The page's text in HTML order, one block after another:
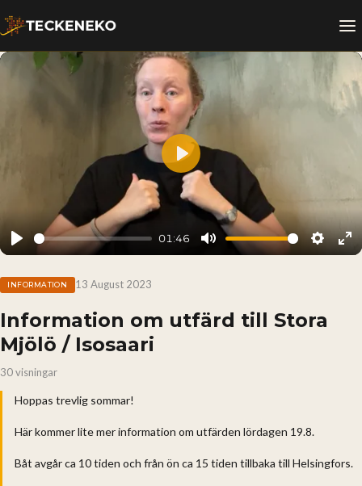
Play
01:46
Mute
Play
INFORMATION 13 August 2023
Information om utfärd till Stora
Mjölö / Isosaari
30 visningar
Hoppas trevlig sommar!
Här kommer lite mer information om utfärden lördagen 19.8.
Båt avgår ca 10 tiden och från ön ca 15 tiden tillbaka till Helsingfors.